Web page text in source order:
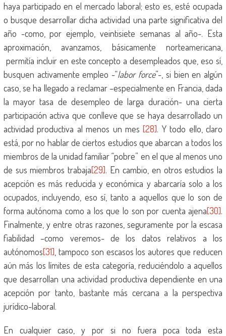
haya participado en el mercado laboral; esto es, esté ocupada
o busque desarrollar dicha actividad una parte significativa del
año -como, por ejemplo, veintisiete semanas al año-. Esta
aproximación, avanzamos, básicamente norteamericana,
permitía incluir en este concepto a desempleados que, eso sí,
busquen activamente empleo -“labor force”-, si bien en algún
caso, se ha llegado a reclamar –especialmente en Francia, dada
la mayor tasa de desempleo de larga duración- una cierta
participación activa que conlleve que se haya desarrollado un
actividad productiva al menos un mes[28]. Y todo ello, claro
está, por no hablar de ciertos estudios que abarcan a todos los
miembros de la unidad familiar “pobre” en el que al menos uno
de sus miembros trabaja[29]. En cambio, en otros estudios la
acepción es más reducida y económica y abarcaría solo a los
ocupados, incluyendo, eso sí, tanto a aquellos que lo son de
forma autónoma como a los que lo son por cuenta ajena[30].
Finalmente, y entre otras razones, seguramente por la escasa
fiabilidad –como veremos- de los datos relativos a los
autónomos[31] , tampoco son escasos los autores que reducen
aún más los límites de esta categoría, reduciéndolo a aquellos
que desarrollan una actividad productiva dependiente en una
acepción por tanto, bastante más cercana a la perspectiva
jurídico-laboral.
En cualquier caso, y por si no fuera poca toda esta